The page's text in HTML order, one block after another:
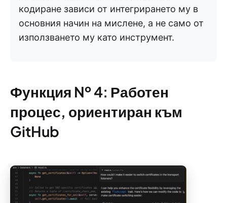
кодиране зависи от интегрирането му в
основния начин на мислене, а не само от
използването му като инструмент.
Функция № 4: Работен
процес, ориентиран към
GitHub